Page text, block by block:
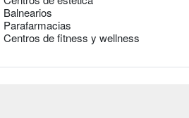
Balnearios
Parafarmacias
Centros de fitness y wellness